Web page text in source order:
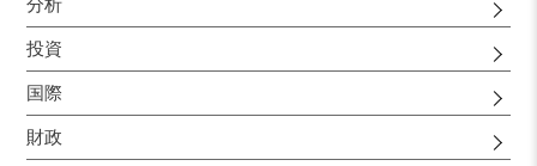
分析
投資
国際
財政